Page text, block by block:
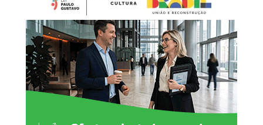
Hepatite B (1ªdose)
2 meses
Pentavalente (1ª dose)
Pólio (1ª dose)
Pneumocócica (1ª dose)
conforme previsto na legislação. Durante esse período, os
produtos ficam impedidos de serem vendidos ou
utilizados até que a situação seja avaliada.